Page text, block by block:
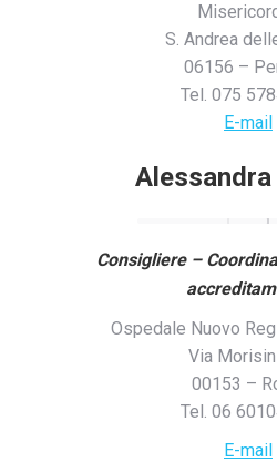
S. Andrea
06156 –
Tel. 075
E-mail
Alessandra
Consigliere –
Ospedale Nuovo
Via
00153 –
Tel. 06
E-mail